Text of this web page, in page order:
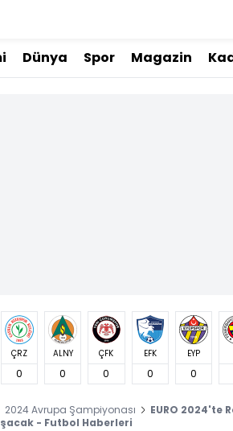
Dünya Spor Magazin
ÇRZ
0
ALNY
0
ÇFK
0
EFK
0
EYP
0
2024 Avrupa Şampiyonası
EURO 2024'te
- Futbol Haberleri